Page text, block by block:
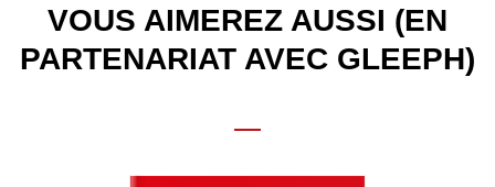
VOUS AIMEREZ AUSSI (EN
PARTENARIAT AVEC GLEEPH)